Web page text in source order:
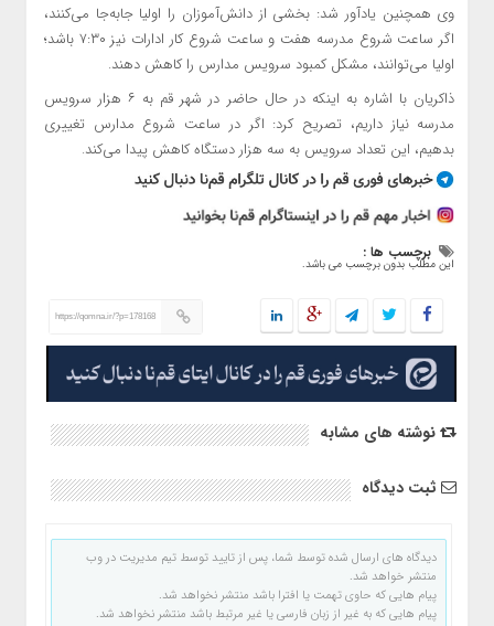
وی همچنین یادآور شد: بخشی از دانش‌آموزان را اولیا جابه‌جا می‌کنند،
اگر ساعت شروع مدرسه هفت و ساعت شروع کار ادارات نیز ۷:۳۰ باشد؛
اولیا می‌توانند، مشکل کمبود سرویس مدارس را کاهش دهند.
ذاکریان با اشاره به اینکه در حال حاضر در شهر قم به ۶ هزار سرویس
مدرسه نیاز داریم، تصریح کرد: اگر در ساعت شروع مدارس تغییری
بدهیم، این تعداد سرویس به سه هزار دستگاه کاهش پیدا می‌کند.
برچسب ها :
این مطلب بدون برچسب می باشد.
https://qomna.ir/?p=178168
نوشته های مشابه
ثبت دیدگاه
دیدگاه های ارسال شده توسط شما، پس از تایید توسط تیم مدیریت در وب
منتشر خواهد شد.
پیام هایی که حاوی تهمت یا افترا باشد منتشر نخواهد شد.
پیام هایی که به غیر از زبان فارسی یا غیر مرتبط باشد منتشر نخواهد شد.